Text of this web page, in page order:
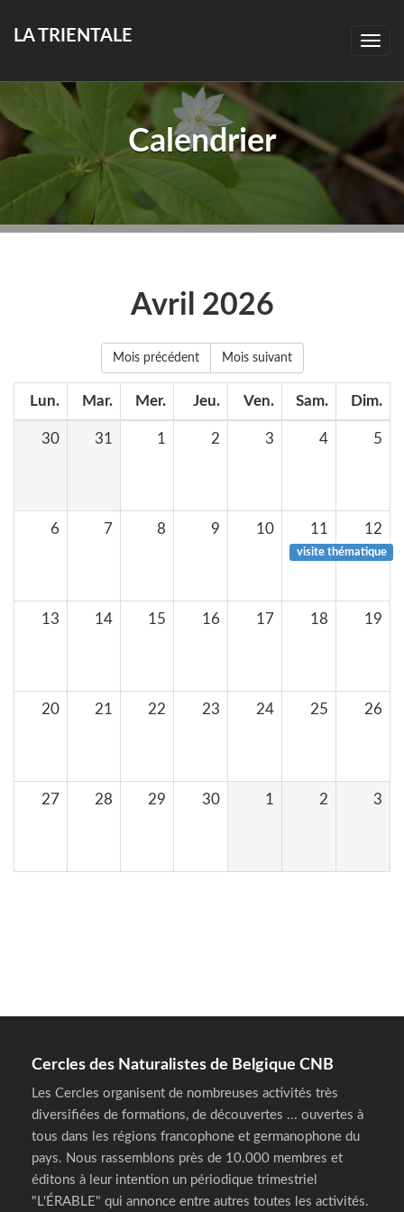
LA TRIENTALE
Calendrier
Avril 2026
Mois précédent Mois suivant
Lun. Mar. Mer. Jeu. Ven. Sam. Dim.
30 31 1 2 3 4 5
6 7 8 9 10 11
visite thématique
12
13 14 15 16 17 18 19
20 21 22 23 24 25 26
27 28 29 30 1 2 3
Cercles des Naturalistes de Belgique CNB
Les Cercles organisent de nombreuses activités très
diversifiées de formations, de découvertes ... ouvertes à
tous dans les régions francophone et germanophone du
pays. Nous rassemblons près de 10.000 membres et
éditons à leur intention un périodique trimestriel
"L'ÉRABLE" qui annonce entre autres toutes les activités.